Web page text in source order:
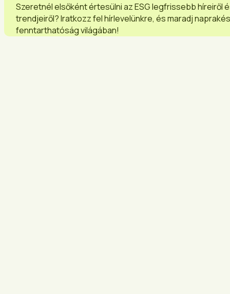
Szeretnél elsőként értesülni az ESG legfrissebb híreiről
trendjeiről? Iratkozz fel hírlevelünkre, és maradj
fenntarthatóság világában!